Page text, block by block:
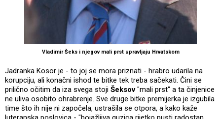
Vladimir Šeks i njegov mali prst upravljaju Hrvatskom
Jadranka Kosor je - to joj se mora priznati - hrabro udarila na
korupciju, ali konačni ishod te bitke tek treba sačekati. Čini se
prilično očitim da iza svega stoji Šeksov"mali prst" a ta činjenice
ne uliva osobito ohrabrenje. Sve druge bitke premijerka je izgubila
time što ih nije ni započela, ustrašila se otpora, a kako kaže